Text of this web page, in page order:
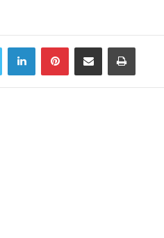
LinkedinPinterestCompartilhar via e-mail Imprimir